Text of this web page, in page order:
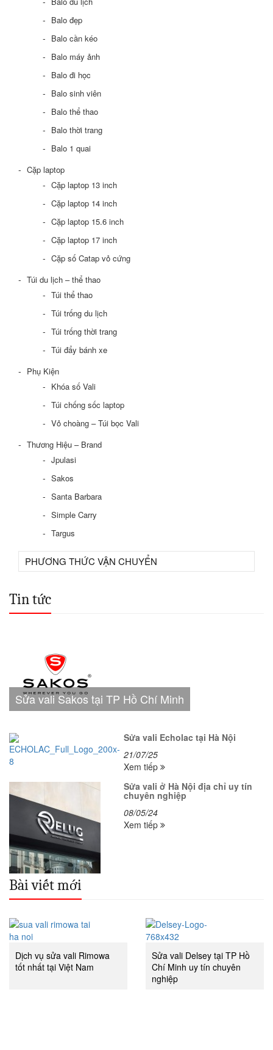
Balo đẹp
Balo cần kéo
Balo máy ảnh
Balo đi học
Balo sinh viên
Balo thể thao
Balo thời trang
Balo 1 quai
Cặp laptop
Cặp laptop 13 inch
Cặp laptop 14 inch
Cặp laptop 15.6 inch
Cặp laptop 17 inch
Cặp số Catap vỏ cứng
Túi du lịch – thể thao
Túi thể thao
Túi trống du lịch
Túi trống thời trang
Túi đẩy bánh xe
Phụ Kiện
Khóa số Vali
Túi chống sốc laptop
Vỏ choàng – Túi bọc Vali
Thương Hiệu – Brand
Jpulasi
Sakos
Santa Barbara
Simple Carry
Targus
PHƯƠNG THỨC VẬN CHUYỂN
Tin tức
Sửa vali Sakos tại TP Hồ Chí Minh
Sửa vali Echolac tại Hà Nội
21/07/25
Xem tiếp
Sửa vali ở Hà Nội địa chỉ uy tín
chuyên nghiệp
08/05/24
Xem tiếp
Bài viết mới
Dịch vụ sửa vali Rimowa
tốt nhất tại Việt Nam
Sửa vali Delsey tại TP Hồ
Chí Minh uy tín chuyên
nghiệp